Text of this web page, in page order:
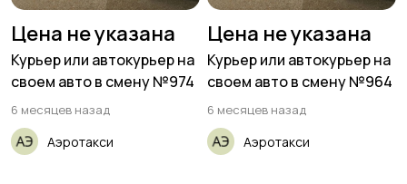
Цена не указана
Курьер или автокурьер на
своем авто в смену №974
6 месяцев назад
Аэротакси
Цена не указана
Курьер или автокурьер на
своем авто в смену №964
6 месяцев назад
Аэротакси